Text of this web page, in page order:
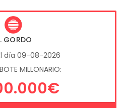
GORDO
día 09-08-2026
MILLONARIO: